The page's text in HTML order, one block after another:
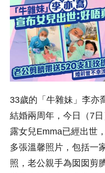
33歲的「牛雜妹」李亦
結婚兩周年，今日（7
露女兒Emma已經出世
多張溫馨照片，包括一
照，老公親手為囡囡剪